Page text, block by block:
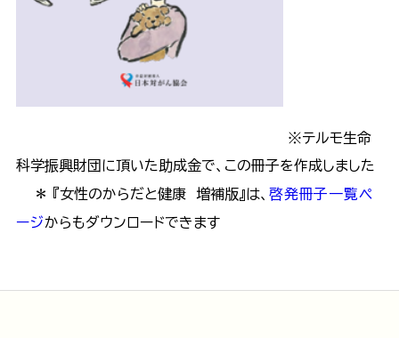
※テルモ生命
科学振興財団に頂いた助成金で、この冊子を作成しました
＊ 『女性のからだと健康 増補版』は、 啓発冊子一覧ペ
ージからもダウンロードできます